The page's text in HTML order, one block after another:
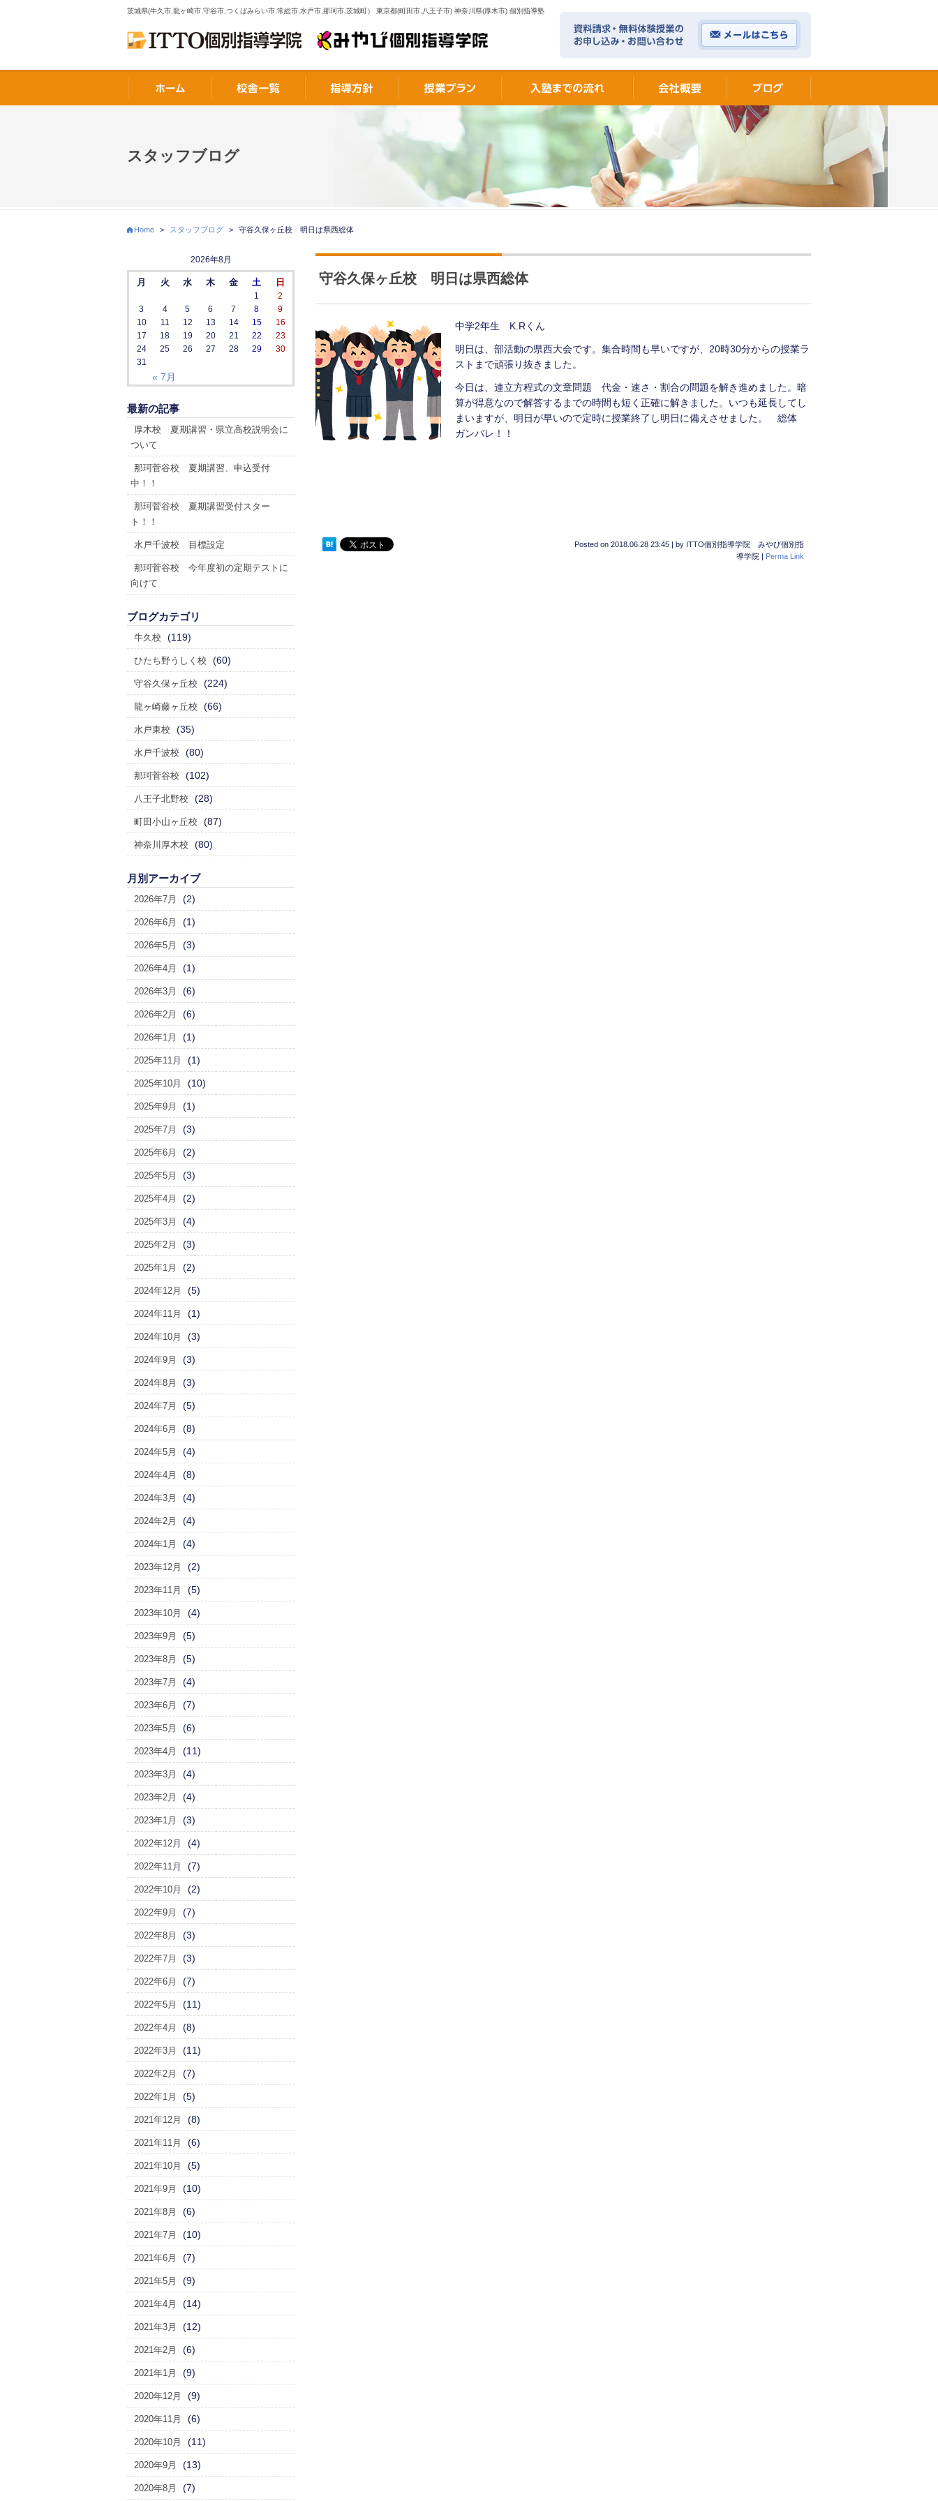
茨城県(牛久市,龍ヶ崎市,守谷市,つくばみらい市,常総市,水戸市,那珂市,茨城町） 東京都(町田市,八王子市) 神奈川県(厚木市) 個別指導塾
スタッフブログ
Home > スタッフブログ > 守谷久保ヶ丘校 明日は県西総体
守谷久保ヶ丘校 明日は県西総体
中学2年生 K.Rくん
明日は、部活動の県西大会です。集合時間も早いですが、20時30分からの授業ラ
ストまで頑張り抜きました。
今日は、連立方程式の文章問題 代金・速さ・割合の問題を解き進めました。暗
算が得意なので解答するまでの時間も短く正確に解きました。いつも延長してし
まいますが、明日が早いので定時に授業終了し明日に備えさせました。 総体
ガンバレ！！
Posted on 2018.06.28 23:45 | by ITTO個別指導学院 みやび個別指
導学院 | Perma Link
2026年8月
月 火 水 木 金 土 日
« 7月
1
2
3
4 5 6 7 8
9
10
11 12 13 14 15
16
17
18 19 20 21 22
23
24
25 26 27 28 29
30
31
最新の記事
厚木校 夏期講習・県立高校説明会に
ついて
那珂菅谷校 夏期講習、申込受付
中！！
那珂菅谷校 夏期講習受付スター
ト！！
水戸千波校 目標設定
那珂菅谷校 今年度初の定期テストに
向けて
ブログカテゴリ
牛久校 (119)
ひたち野うしく校 (60)
守谷久保ヶ丘校 (224)
龍ヶ崎藤ヶ丘校 (66)
水戸東校 (35)
水戸千波校 (80)
那珂菅谷校 (102)
八王子北野校 (28)
町田小山ヶ丘校 (87)
神奈川厚木校 (80)
月別アーカイブ
2026年7月 (2)
2026年6月 (1)
2026年5月 (3)
2026年4月 (1)
2026年3月 (6)
2026年2月 (6)
2026年1月 (1)
2025年11月 (1)
2025年10月 (10)
2025年9月 (1)
2025年7月 (3)
2025年6月 (2)
2025年5月 (3)
2025年4月 (2)
2025年3月 (4)
2025年2月 (3)
2025年1月 (2)
2024年12月 (5)
2024年11月 (1)
2024年10月 (3)
2024年9月 (3)
2024年8月 (3)
2024年7月 (5)
2024年6月 (8)
2024年5月 (4)
2024年4月 (8)
2024年3月 (4)
2024年2月 (4)
2024年1月 (4)
2023年12月 (2)
2023年11月 (5)
2023年10月 (4)
2023年9月 (5)
2023年8月 (5)
2023年7月 (4)
2023年6月 (7)
2023年5月 (6)
2023年4月 (11)
2023年3月 (4)
2023年2月 (4)
2023年1月 (3)
2022年12月 (4)
2022年11月 (7)
2022年10月 (2)
2022年9月 (7)
2022年8月 (3)
2022年7月 (3)
2022年6月 (7)
2022年5月 (11)
2022年4月 (8)
2022年3月 (11)
2022年2月 (7)
2022年1月 (5)
2021年12月 (8)
2021年11月 (6)
2021年10月 (5)
2021年9月 (10)
2021年8月 (6)
2021年7月 (10)
2021年6月 (7)
2021年5月 (9)
2021年4月 (14)
2021年3月 (12)
2021年2月 (6)
2021年1月 (9)
2020年12月 (9)
2020年11月 (6)
2020年10月 (11)
2020年9月 (13)
2020年8月 (7)